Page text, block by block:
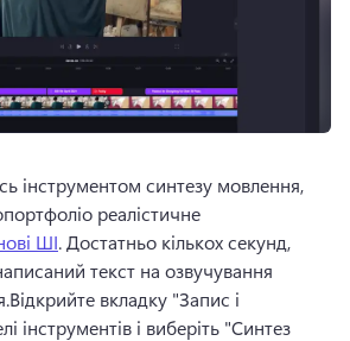
інструментом синтезу мовлення,
реалістичне
ШІ. Достатньо кількох секунд,
текст на озвучування
Відкрийте вкладку "Запис і
інструментів і виберіть "Синтез